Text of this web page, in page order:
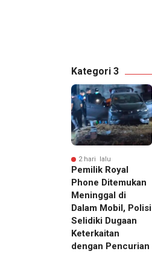
Kategori 3
2 hari lalu
Pemilik Royal
Phone Ditemukan
Meninggal di
Dalam Mobil, Polisi
Selidiki Dugaan
Keterkaitan
dengan Pencurian